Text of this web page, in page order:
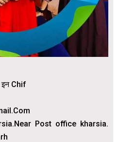
Chif
Post office kharsia.